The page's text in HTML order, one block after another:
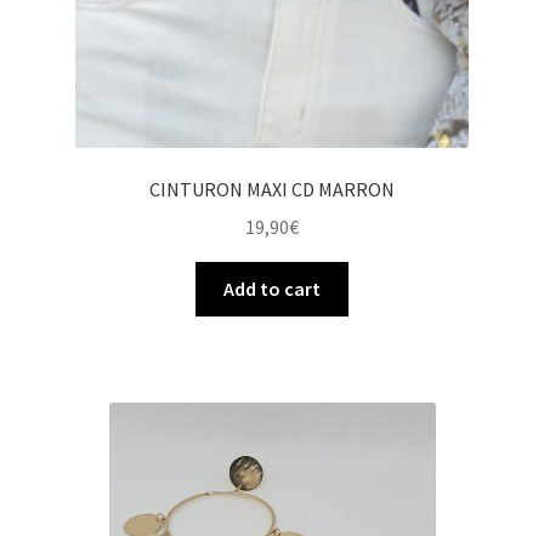
CINTURON MAXI CD MARRON
19,90€
Add to cart